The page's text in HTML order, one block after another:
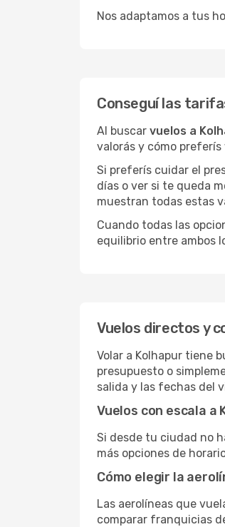
Nos adaptamos a tus
Conseguí las
Al buscar vuelos a
valorás y cómo
Si preferís cuidar el
días o ver si te queda
muestran todas estas
Cuando todas las
equilibrio entre ambos
Vuelos directos y
Volar a Kolhapur tiene
presupuesto o
salida y las fechas del
Vuelos con escala a
Si desde tu ciudad no
más opciones de
Cómo elegir la
Las aerolíneas que
comparar franquicias